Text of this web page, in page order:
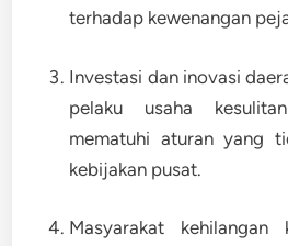
terhadap kewenangan
Investasi dan inovasi
pelaku usaha
mematuhi aturan yang
kebijakan pusat.
Masyarakat kehilangan